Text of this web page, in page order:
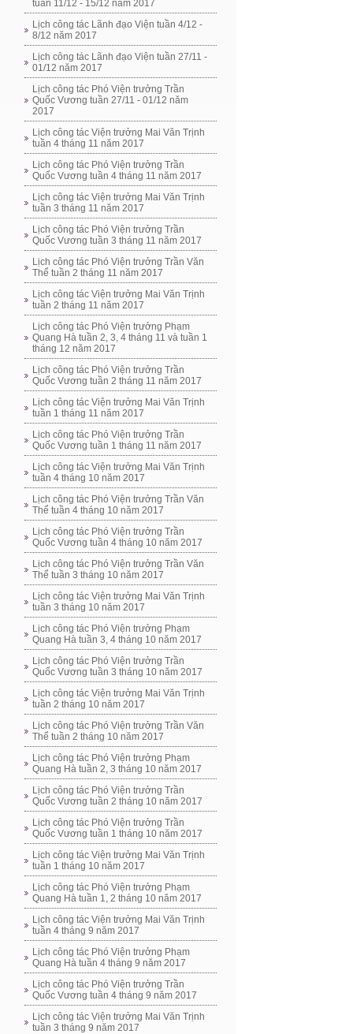
tuần 11/12 - 15/12 năm 2017
Lịch công tác Lãnh đạo Viện tuần 4/12 -
8/12 năm 2017
Lịch công tác Lãnh đạo Viện tuần 27/11 -
01/12 năm 2017
Lịch công tác Phó Viện trưởng Trần
Quốc Vương tuần 27/11 - 01/12 năm
2017
Lịch công tác Viện trưởng Mai Văn Trịnh
tuần 4 tháng 11 năm 2017
Lịch công tác Phó Viện trưởng Trần
Quốc Vương tuần 4 tháng 11 năm 2017
Lịch công tác Viện trưởng Mai Văn Trịnh
tuần 3 tháng 11 năm 2017
Lịch công tác Phó Viện trưởng Trần
Quốc Vương tuần 3 tháng 11 năm 2017
Lịch công tác Phó Viện trưởng Trần Văn
Thể tuần 2 tháng 11 năm 2017
Lịch công tác Viện trưởng Mai Văn Trịnh
tuần 2 tháng 11 năm 2017
Lịch công tác Phó Viện trưởng Phạm
Quang Hà tuần 2, 3, 4 tháng 11 và tuần 1
tháng 12 năm 2017
Lịch công tác Phó Viện trưởng Trần
Quốc Vương tuần 2 tháng 11 năm 2017
Lịch công tác Viện trưởng Mai Văn Trịnh
tuần 1 tháng 11 năm 2017
Lịch công tác Phó Viện trưởng Trần
Quốc Vương tuần 1 tháng 11 năm 2017
Lịch công tác Viện trưởng Mai Văn Trịnh
tuần 4 tháng 10 năm 2017
Lịch công tác Phó Viện trưởng Trần Văn
Thể tuần 4 tháng 10 năm 2017
Lịch công tác Phó Viện trưởng Trần
Quốc Vương tuần 4 tháng 10 năm 2017
Lịch công tác Phó Viện trưởng Trần Văn
Thể tuần 3 tháng 10 năm 2017
Lịch công tác Viện trưởng Mai Văn Trịnh
tuần 3 tháng 10 năm 2017
Lịch công tác Phó Viện trưởng Phạm
Quang Hà tuần 3, 4 tháng 10 năm 2017
Lịch công tác Phó Viện trưởng Trần
Quốc Vương tuần 3 tháng 10 năm 2017
Lịch công tác Viện trưởng Mai Văn Trịnh
tuần 2 tháng 10 năm 2017
Lịch công tác Phó Viện trưởng Trần Văn
Thể tuần 2 tháng 10 năm 2017
Lịch công tác Phó Viện trưởng Phạm
Quang Hà tuần 2, 3 tháng 10 năm 2017
Lịch công tác Phó Viện trưởng Trần
Quốc Vương tuần 2 tháng 10 năm 2017
Lịch công tác Phó Viện trưởng Trần
Quốc Vương tuần 1 tháng 10 năm 2017
Lịch công tác Viện trưởng Mai Văn Trịnh
tuần 1 tháng 10 năm 2017
Lịch công tác Phó Viện trưởng Phạm
Quang Hà tuần 1, 2 tháng 10 năm 2017
Lịch công tác Viện trưởng Mai Văn Trịnh
tuần 4 tháng 9 năm 2017
Lịch công tác Phó Viện trưởng Phạm
Quang Hà tuần 4 tháng 9 năm 2017
Lịch công tác Phó Viện trưởng Trần
Quốc Vương tuần 4 tháng 9 năm 2017
Lịch công tác Viện trưởng Mai Văn Trịnh
tuần 3 tháng 9 năm 2017